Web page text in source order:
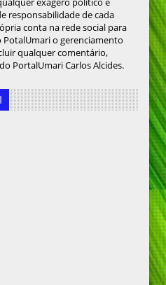
responsabilidade de cada
conta na rede social para
o gerenciamento
qualquer comentário,
PortalUmari Carlos Alcides.